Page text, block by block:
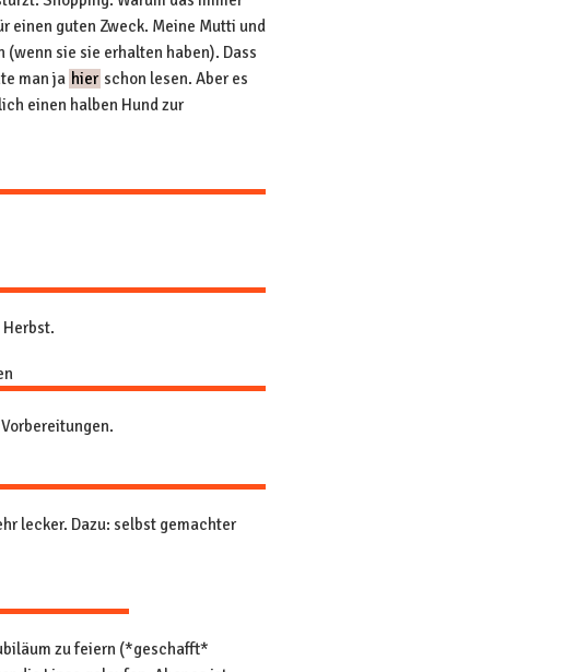
einen guten Zweck. Meine Mutti und
sie sie erhalten haben). Dass
man ja hier schon lesen. Aber es
einen halben Hund zur
lecker. Dazu: selbst gemachter
zu feiern (*geschafft*